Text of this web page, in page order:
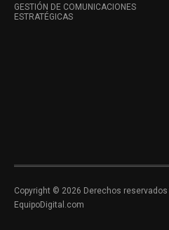
GESTIÓN DE COMUNICACIONES
ESTRATÉGICAS
Copyright © 2026 Derechos reservados
EquipoDigital.com